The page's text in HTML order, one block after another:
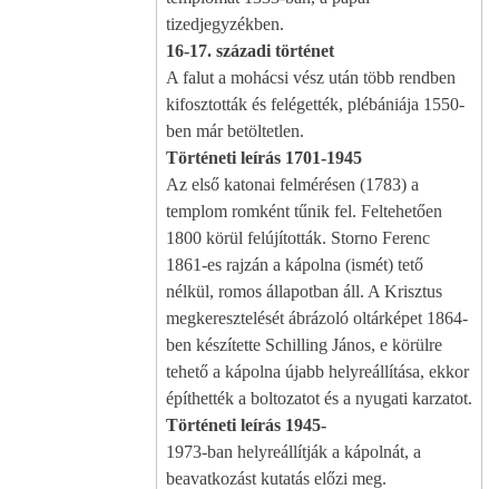
tizedjegyzékben.
16-17. századi történet
A falut a mohácsi vész után több rendben
kifosztották és felégették, plébániája 1550-
ben már betöltetlen.
Történeti leírás 1701-1945
Az első katonai felmérésen (1783) a
templom romként tűnik fel. Feltehetően
1800 körül felújították. Storno Ferenc
1861-es rajzán a kápolna (ismét) tető
nélkül, romos állapotban áll. A Krisztus
megkeresztelését ábrázoló oltárképet 1864-
ben készítette Schilling János, e körülre
tehető a kápolna újabb helyreállítása, ekkor
építhették a boltozatot és a nyugati karzatot.
Történeti leírás 1945-
1973-ban helyreállítják a kápolnát, a
beavatkozást kutatás előzi meg.